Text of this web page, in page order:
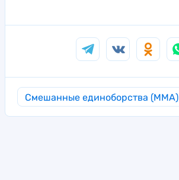
Смешанные единоборства (MMA)